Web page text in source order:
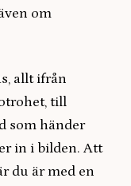
om
allt ifrån
till
som händer
in i bilden. Att
du är med en